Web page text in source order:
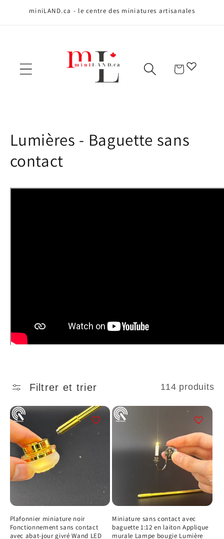
passer auminiLAND.ca - le centre des miniatures artisanales
Panier
C
o
n
:
Lumières - Baguette sans
contact
Filtrer et trier 114 produits
Plafonnier miniature noir
Fonctionnement sans contact
avec abat-jour givré Wand LED
Miniature sans contact avec
baguette 1:12 en laiton Applique
murale Lampe bougie Lumière